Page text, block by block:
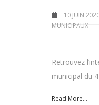
10 JUIN
MUNICIPAUX
Retrouvez
municipal du
Read More...